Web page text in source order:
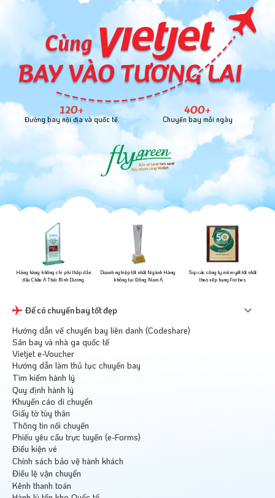
120+
Đường bay nội địa và quốc tế.
400+
Chuyến bay mỗi ngày
Hãng hàng không chi phí thấp dẫn
đầu Châu Á Thái Bình Dương
Doanh nghiệp tốt nhất Ngành Hàng
không tại Đông Nam Á
Top các công ty niêm yết tốt nhất
theo xếp hạng Forbes
Để có chuyến bay tốt đẹp
Hướng dẫn về chuyến bay liên danh (Codeshare)
Sân bay và nhà ga quốc tế
Vietjet e-Voucher
Hướng dẫn làm thủ tục chuyến bay
Tìm kiếm hành lý
Quy định hành lý
Khuyến cáo di chuyển
Giấy tờ tùy thân
Thông tin nối chuyến
Phiếu yêu cầu trực tuyến (e-Forms)
Điều kiện vé
Chính sách bảo vệ hành khách
Điều lệ vận chuyển
Kênh thanh toán